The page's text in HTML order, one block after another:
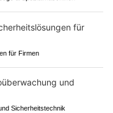
für Firmen
Sicherheitstechnik